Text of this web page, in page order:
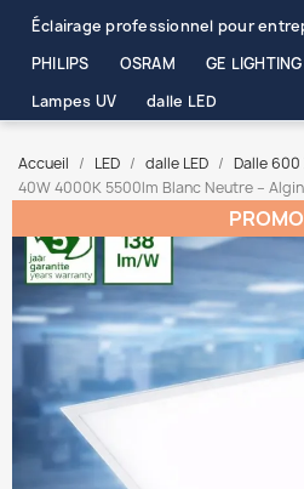
Éclairage professionnel pour
PHILIPS
OSRAM GE LIGHTING
Lampes UV
dalle LED
Accueil LED dalle LED Dalle 600
40W 4000K 5500lm Blanc Neutre –